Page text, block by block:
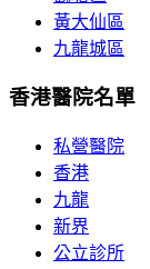
黃大仙區
九龍城區
香港醫院名單
私營醫院
香港
九龍
新界
公立診所